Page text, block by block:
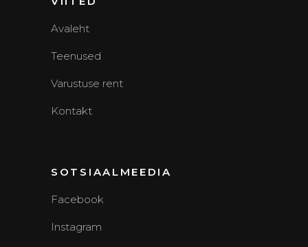
Avaleht
Teenused
Varustuse rent
Kontakt
SOTSIAALMEEDIA
Facebook
Instagram